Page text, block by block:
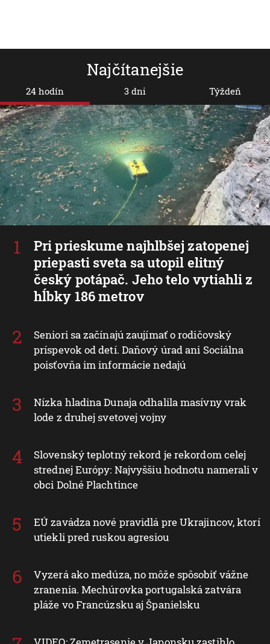
Najčítanejšie
24 hodín
Pri prieskume najhlbšej zatopenej
priepasti sveta sa utopil elitný
český potápač. Jeho telo vytiahli z
hĺbky 186 metrov
Seniori sa začínajú zaujímať o rodičovský
príspevok od detí. Daňový úrad ani Sociálna
poisťovňa im informácie nedajú
Nízka hladina Dunaja odhalila masívny vrak
lode z druhej svetovej vojny
Slovenský teplotný rekord je rekordom celej
strednej Európy: Najvyššiu hodnotu namerali v
obci Dolné Plachtince
EÚ zavádza nové pravidlá pre Ukrajincov, ktorí
utiekli pred ruskou agresiou
Vyzerá ako medúza, no môže spôsobiť vážne
zranenia. Mechúrovka portugalská zatvára
pláže vo Francúzsku aj Španielsku
3 dni Týždeň